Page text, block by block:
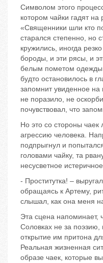
Символом этого
котором чайки гадят
«Священники шли кто
старался степенно, но
кружились, иногда
бороды, и эти рясы, и
белым пометом одежды
будто остановилось в
запомнит увиденное на
не поразило, не
почувствовал, что
Но это со стороны чаек
агрессию человека.
подпрыгнул и
головами чайку, та
несусветное
- Проститутка! –
обращаясь к Артему,
слышал, как она меня
Эта сцена напоминает,
Соловках не за поэзию,
открытие им притона
Реальная жизненная
образе чаек, которые